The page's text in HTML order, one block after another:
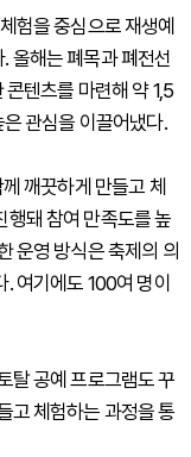
험을 중심으로 재생예
올해는 폐목과 폐전선
콘텐츠를 마련해 약 1,5
관심을 이끌어냈다.
깨끗하게 만들고 체
행돼 참여 만족도를 높
운영 방식은 축제의 의
여기에도 100여 명이
탈 공예 프로그램도 꾸
고 체험하는 과정을 통